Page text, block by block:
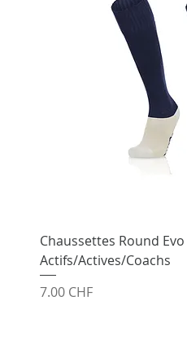
Chaussettes Round Evo
Actifs/Actives/Coachs
Prix
7.00 CHF